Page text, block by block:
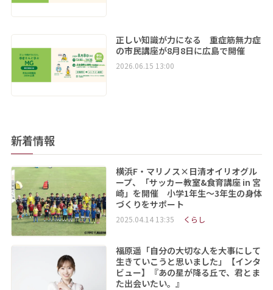
正しい知識が力になる 重症筋無力症
の市民講座が8月8日に広島で開催
2026.06.15 13:00
新着情報
横浜F・マリノス×日清オイリオグル
ープ、「サッカー教室&食育講座 in 宮
崎」を開催 小学1年生～3年生の身体
づくりをサポート
2025.04.14 13:35 くらし
福原遥「自分の大切な人を大事にして
生きていこうと思いました」【インタ
ビュー】『あの星が降る丘で、君とま
た出会いたい。』